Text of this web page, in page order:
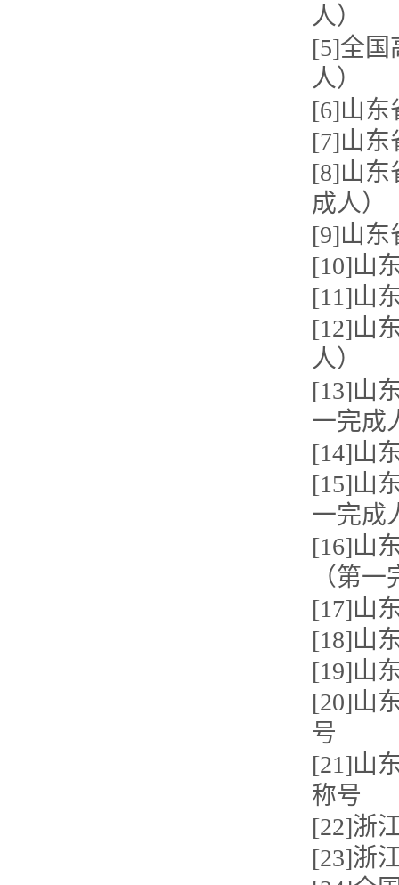
人）
[5]全国
人）
[6]山东
[7]山东
[8]山东
成人）
[9]山东
[10]山
[11]山
[12]山
人）
[13]山
一完成
[14]山
[15]山
一完成
[16]山
（第
[17]山
[18]山
[19]山
[20]山
号
[21]山
称号
[22]浙
[23]浙